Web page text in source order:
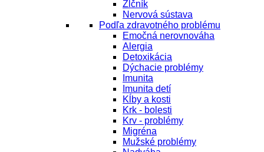
Žlčník
Nervová sústava
Podľa zdravotného problému
Emočná nerovnováha
Alergia
Detoxikácia
Dýchacie problémy
Imunita
Imunita detí
Kĺby a kosti
Krk - bolesti
Krv - problémy
Migréna
Mužské problémy